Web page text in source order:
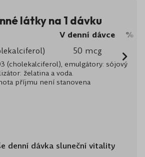
látky na 1 dávku
V denní dávce
%
50 mcg
(cholekalciferol), emulgátory: sójový
želatina a voda.
příjmu není stanovena
denní dávka sluneční vitality